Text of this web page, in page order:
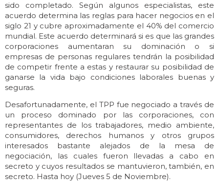
sido completado. Según algunos especialistas, este
acuerdo determina las reglas para hacer negocios en el
siglo 21 y cubre aproximadamente el 40% del comercio
mundial. Este acuerdo determinará si es que las grandes
corporaciones aumentaran su dominación o si
empresas de personas regulares tendrán la posibilidad
de competir frente a estas y restaurar su posibilidad de
ganarse la vida bajo condiciones laborales buenas y
seguras.
Desafortunadamente, el TPP fue negociado a través de
un proceso dominado por las corporaciones, con
representantes de los trabajadores, medio ambiente,
consumidores, derechos humanos y otros grupos
interesados bastante alejados de la mesa de
negociación, las cuales fueron llevadas a cabo en
secreto y cuyos resultados se mantuvieron, también, en
secreto. Hasta hoy (Jueves 5 de Noviembre).